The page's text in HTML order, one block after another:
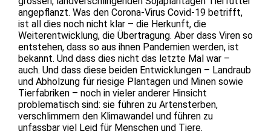
angepflanzt. Was den Corona-Virus Covid-19 betrifft,
ist all dies noch nicht klar – die Herkunft, die
Weiterentwicklung, die Übertragung. Aber dass Viren so
entstehen, dass so aus ihnen Pandemien werden, ist
bekannt. Und dass dies nicht das letzte Mal war –
auch. Und dass diese beiden Entwicklungen – Landraub
und Abholzung für riesige Plantagen und Minen sowie
Tierfabriken – noch in vieler anderer Hinsicht
problematisch sind: sie führen zu Artensterben,
verschlimmern den Klimawandel und führen zu
unfassbar viel Leid für Menschen und Tiere.